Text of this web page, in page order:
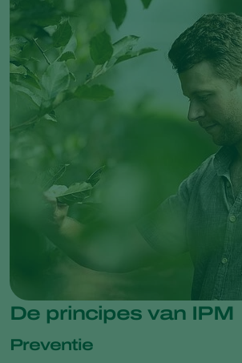
De principes van IPM
Preventie